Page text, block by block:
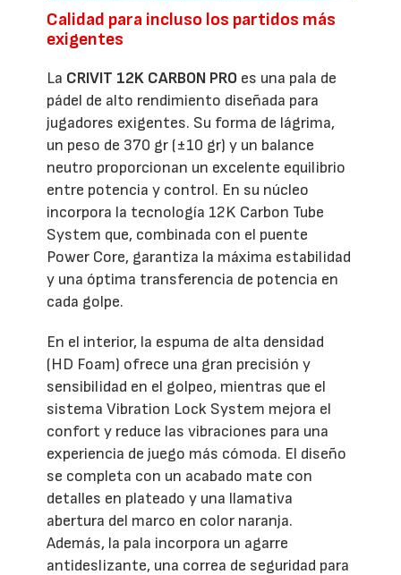
Calidad para incluso los partidos más
exigentes
La CRIVIT 12K CARBON PRO es una pala de
pádel de alto rendimiento diseñada para
jugadores exigentes. Su forma de lágrima,
un peso de 370 gr (±10 gr) y un balance
neutro proporcionan un excelente equilibrio
entre potencia y control. En su núcleo
incorpora la tecnología 12K Carbon Tube
System que, combinada con el puente
Power Core, garantiza la máxima estabilidad
y una óptima transferencia de potencia en
cada golpe.
En el interior, la espuma de alta densidad
(HD Foam) ofrece una gran precisión y
sensibilidad en el golpeo, mientras que el
sistema Vibration Lock System mejora el
confort y reduce las vibraciones para una
experiencia de juego más cómoda. El diseño
se completa con un acabado mate con
detalles en plateado y una llamativa
abertura del marco en color naranja.
Además, la pala incorpora un agarre
antideslizante, una correa de seguridad para